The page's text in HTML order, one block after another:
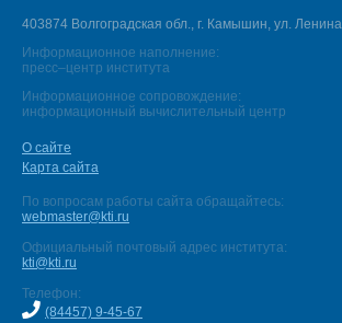
403874 Волгоградская обл., г. Камышин, ул.
Информационное наполнение:
пресс–центр института
Информационное сопровождение:
информационный вычислительный центр
О сайте
Карта сайта
По вопросам работы сайта обращайтесь:
webmaster@kti.ru
Официальный почтовый адрес института:
kti@kti.ru
Телефон:
(84457) 9-45-67